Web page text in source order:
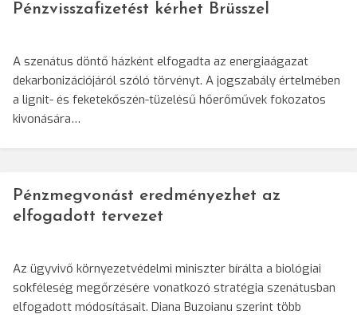
Pénzvisszafizetést kérhet Brüsszel
A szenátus döntő házként elfogadta az energiaágazat
dekarbonizációjáról szóló törvényt. A jogszabály értelmében
a lignit- és feketekőszén-tüzelésű hőerőművek fokozatos
kivonására…
Pénzmegvonást eredményezhet az
elfogadott tervezet
Az ügyvivő környezetvédelmi miniszter bírálta a biológiai
sokféleség megőrzésére vonatkozó stratégia szenátusban
elfogadott módosításait. Diana Buzoianu szerint több